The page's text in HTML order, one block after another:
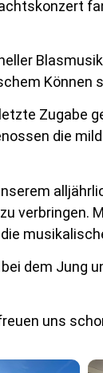
die
verbringen.
dem Jung
uns